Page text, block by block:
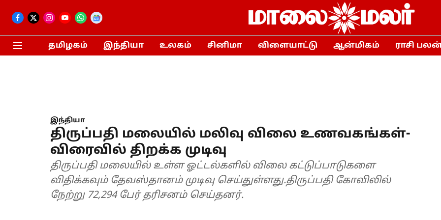
தமிழகம் இந்தியா உலகம் சினிமா விளையாட்டு ஆன்மிகம் ராசி
இந்தியா
திருப்பதி மலையில் மலிவு விலை உணவகங்கள்-
விரைவில் திறக்க முடிவு
திருப்பதி மலையில் உள்ள ஓட்டல்களில் விலை கட்டுப்பாடுகளை
விதிக்கவும் தேவஸ்தானம் முடிவு செய்துள்ளது.திருப்பதி கோவிலில்
நேற்று 72,294 பேர் தரிசனம் செய்தனர்.